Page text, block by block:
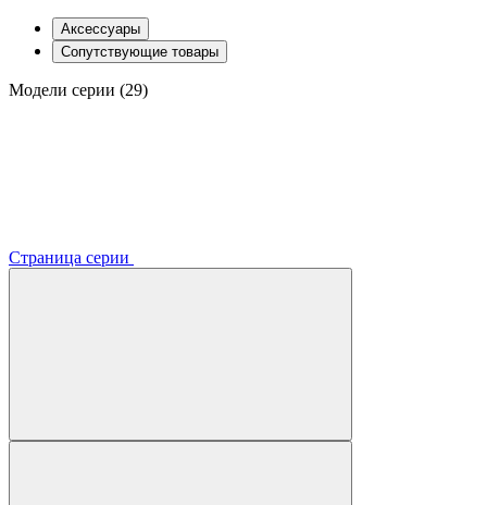
Аксессуары
Сопутствующие товары
Модели серии (29)
Страница серии